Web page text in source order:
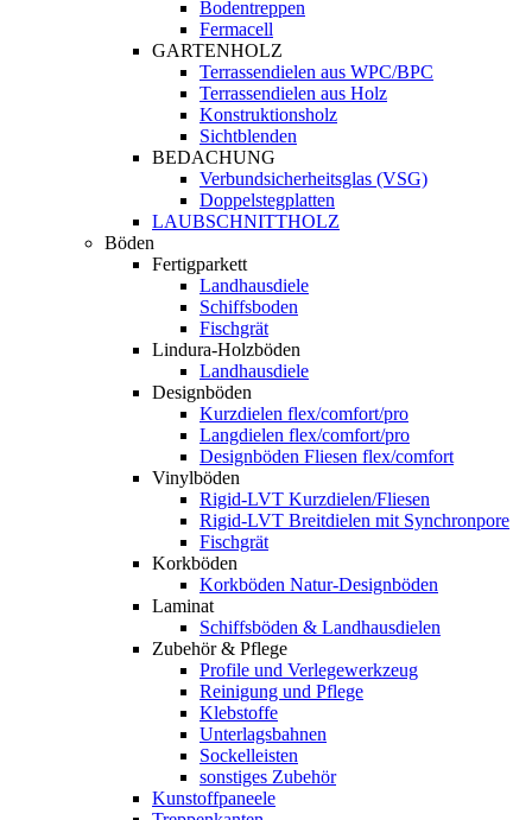
Bodentreppen
Fermacell
GARTENHOLZ
Terrassendielen aus WPC/BPC
Terrassendielen aus Holz
Konstruktionsholz
Sichtblenden
BEDACHUNG
Verbundsicherheitsglas (VSG)
Doppelstegplatten
LAUBSCHNITTHOLZ
Böden
Fertigparkett
Landhausdiele
Schiffsboden
Fischgrät
Lindura-Holzböden
Landhausdiele
Designböden
Kurzdielen flex/comfort/pro
Langdielen flex/comfort/pro
Designböden Fliesen flex/comfort
Vinylböden
Rigid-LVT Kurzdielen/Fliesen
Rigid-LVT Breitdielen mit Synchronpore
Fischgrät
Korkböden
Korkböden Natur-Designböden
Laminat
Schiffsböden & Landhausdielen
Zubehör & Pflege
Profile und Verlegewerkzeug
Reinigung und Pflege
Klebstoffe
Unterlagsbahnen
Sockelleisten
sonstiges Zubehör
Kunstoffpaneele